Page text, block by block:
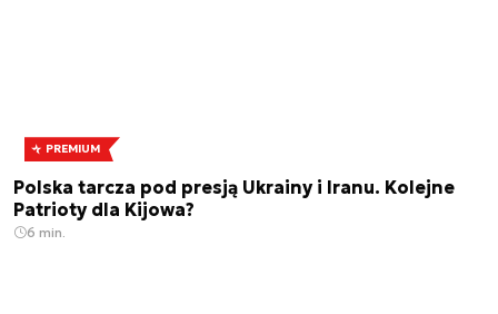
PREMIUM
Polska tarcza pod presją Ukrainy i Iranu. Kolejne
Patrioty dla Kijowa?
6 min.